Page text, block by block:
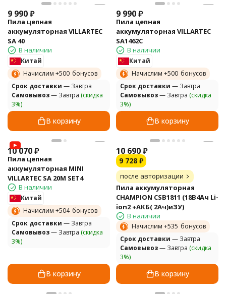
9 990₽
Пила цепная
аккумуляторная VILLARTEC
SA 40
В наличии
Китай
Начислим +500 бонусов
Cрок доставки — Завтра
Самовывоз— Завтра (скидка
3%)
В корзину
9 990₽
Пила цепная
аккумуляторная VILLARTEC
SA1462C
В наличии
Китай
Начислим +500 бонусов
Cрок доставки — Завтра
Самовывоз— Завтра (скидка
3%)
В корзину
10 070₽
Пила цепная
аккумуляторная MINI
VILLARTEC SA 20M SET4
В наличии
Китай
Начислим +504 бонусов
Cрок доставки — Завтра
Самовывоз— Завтра (скидка
3%)
В корзину
10 690₽
9 728 ₽
после авторизации
Пила аккумуляторная
CHAMPION CSB1811 (18В4Ач Li-
ion2 +АКБ( 2Ач)иЗУ)
В наличии
Начислим +535 бонусов
Cрок доставки — Завтра
Самовывоз— Завтра (скидка
3%)
В корзину